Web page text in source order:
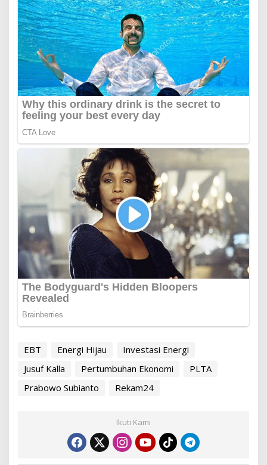
EBT Energi Hijau
Investasi Energi
Jusuf Kalla
Pertumbuhan Ekonomi
PLTA
Prabowo Subianto
Rekam24
Ikuti Kami